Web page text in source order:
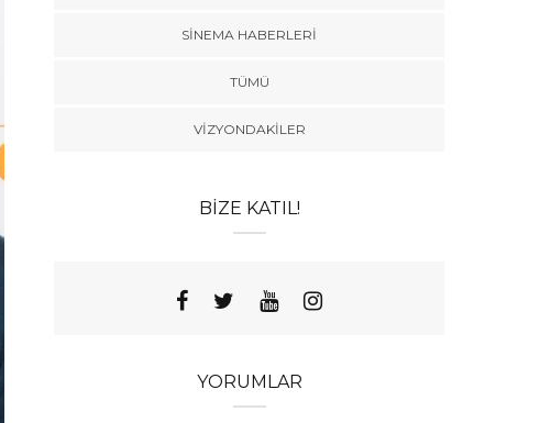
SINEMA HABERLERI
TÜMÜ
VIZYONDAKILER
BIZE KATIL!
YORUMLAR